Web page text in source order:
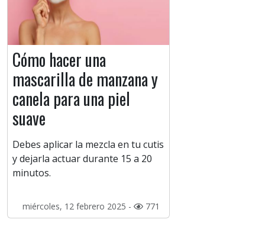
Cómo hacer una
mascarilla de manzana y
canela para una piel
suave
Debes aplicar la mezcla en tu cutis
y dejarla actuar durante 15 a 20
minutos.
miércoles, 12 febrero 2025 - 771